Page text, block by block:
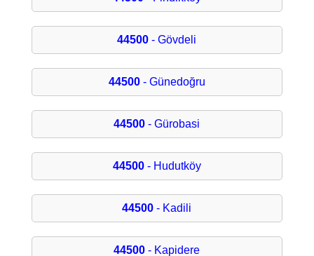
44500 - Gövdeli
44500- Günedoğru
44500 - Gürobasi
44500- Hudutköy
44500 - Kadili
44500 - Kapidere